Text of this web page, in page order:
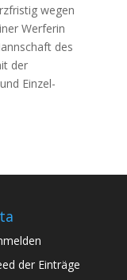
wegen
Werferin
des
der
Einzel-
der Einträge